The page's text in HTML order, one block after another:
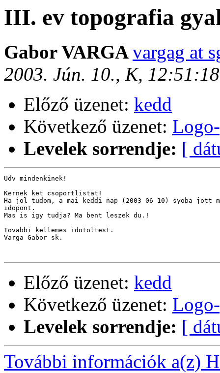
III. ev topografia
Gabor VARGAvargag at
2003. Jún. 10., K,
Előző üzenet: kedd
Következő üzenet:
Levelek sorrendje: [
Udv mindenkinek!
Kernek ket csoportlistat!
Ha jol tudom, a mai keddi nap (2003 06 10) syoba jott
idopont.
Mas is igy tudja? Ma bent leszek du.!
Tovabbi kellemes idotoltest.
Varga Gabor sk.
Előző üzenet: kedd
Következő üzenet:
Levelek sorrendje: [
További információk a(z)